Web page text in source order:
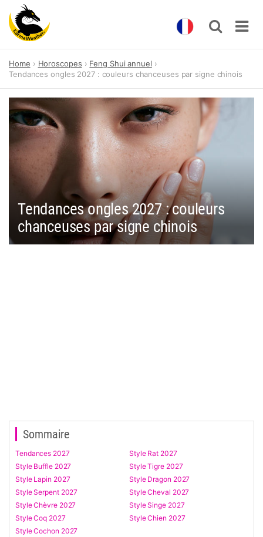
content
Home Horoscopes
Feng Shui annuel
Tendances ongles 2027 : couleurs chanceuses par signe chinois
Tendances ongles 2027 : couleurs
chanceuses par signe chinois
Sommaire
Tendances 2027
Style Rat 2027
Style Buffle 2027
Style Tigre 2027
Style Lapin 2027
Style Dragon 2027
Style Serpent 2027
Style Cheval 2027
Style Chèvre 2027
Style Singe 2027
Style Coq 2027
Style Chien 2027
Style Cochon 2027